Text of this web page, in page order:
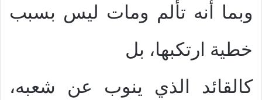
وبما أنه تألم ومات ليس بسبب
خطية ارتكبها، بل
كالقائد الذي ينوب عن شعبه،